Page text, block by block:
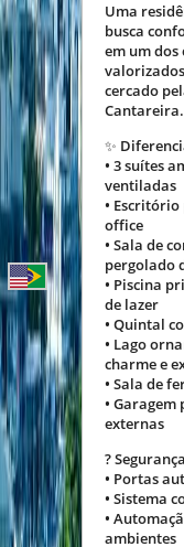
Uma
busca
em um
cercado
Cantareira.
✨
• 3 suítes
ventiladas
•
office
• Sala de
pergolado
• Piscina
de lazer
• Quintal
• Lago
charme e
• Sala de
• Garagem
externas
?
• Portas
• Sistema
•
ambientes